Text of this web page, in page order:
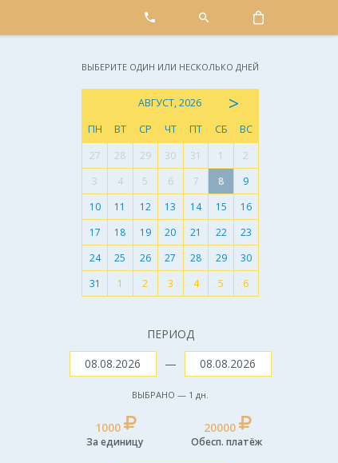
ВЫБЕРИТЕ ОДИН ИЛИ НЕСКОЛЬКО ДНЕЙ
АВГУСТ, 2026 >
ПН ВТ СР ЧТ ПТ СБ
ВС
27
28 29 30 31 1
2
3
4 5 6 7 8
9
10
11 12 13 14 15
16
17
18 19 20 21 22
23
24
25 26 27 28 29
30
31
1 2 3 4 5 6
ПЕРИОД
—
ВЫБРАНО — 1 дн.
1000
За единицу
20000
Обесп. платёж